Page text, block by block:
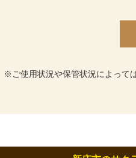
ご使用状況や保管状況によって